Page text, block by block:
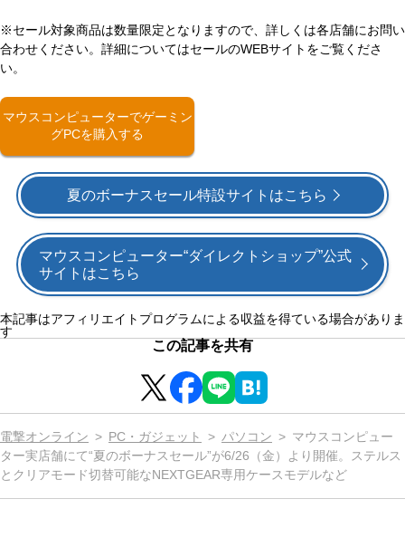
※セール対象商品は数量限定となりますので、詳しくは各店舗にお問い
合わせください。詳細についてはセールのWEBサイトをご覧くださ
い。
マウスコンピューターでゲーミン
グPCを購入する
夏のボーナスセール特設サイトはこちら
マウスコンピューター“ダイレクトショップ”公式
サイトはこちら
本記事はアフィリエイトプログラムによる収益を得ている場合がありま
す
この記事を共有
電撃オンライン PC・ガジェット パソコン
マウスコンピュー
ター実店舗にて“夏のボーナスセール”が6/26（金）より開催。ステルス
とクリアモード切替可能なNEXTGEAR専用ケースモデルなど